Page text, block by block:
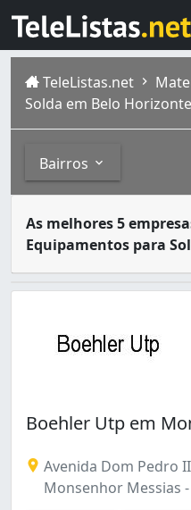
TeleListas.net
Solda em Belo
Bairros
Carlos Prates (1)
Monsenhor Messias (2)
As melhores 5
Equipamentos para
Belo Horizonte é um
Boehler Utp em
Avenida Dom Pedro
Monsenhor Messias